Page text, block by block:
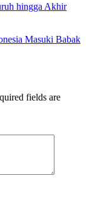
hingga Akhir
Masuki Babak
fields are